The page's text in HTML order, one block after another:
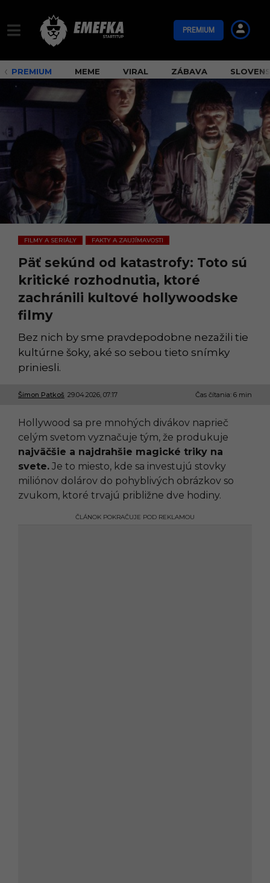
PREMIUM
PREMIUM MEME VIRAL ZÁBAVA
FILMY A SERIÁLY
,
FAKTY A ZAUJÍMAVOSTI
Päť sekúnd od katastrofy: Toto sú
kritické rozhodnutia, ktoré
zachránili kultové hollywoodske
filmy
Bez nich by sme pravdepodobne nezažili tie
kultúrne šoky, aké so sebou tieto snímky
priniesli.
Šimon Patkoš 29.04.2026, 07:17
2
0
4
.
2
0
2
6
,
1
Čas čítania: 6 min
Hollywood sa pre mnohých divákov naprieč
celým svetom vyznačuje tým, že produkuje
najväčšie a najdrahšie magické triky na
svete. Je to miesto, kde sa investujú stovky
miliónov dolárov do pohyblivých obrázkov so
zvukom, ktoré trvajú približne dve hodiny.
ČLÁNOK POKRAČUJE POD REKLAMOU